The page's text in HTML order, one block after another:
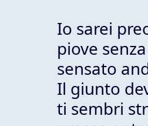
Io sarei
piove
sensato
Il giunto
ti sembri